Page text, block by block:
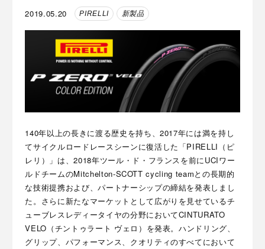
2019.05.20 PIRELLI 新製品
140年以上の長きに渡る歴史を持ち、2017年には満を持し
てサイクルロードレースシーンに復活した「PIRELLI（ピ
レリ）」は、2018年ツール・ド・フランスを前にUCIワー
ルドチームのMitchelton-SCOTT cycling teamとの長期的
な技術提携および、パートナーシップの締結を発表しまし
た。さらに新たなマーケットとして広がりを見せているチ
ューブレスレディータイヤの分野においてCINTURATO
VELO（チントゥラート ヴェロ）を発表。ハンドリング、
グリップ、パフォーマンス、クオリティのすべてにおいて